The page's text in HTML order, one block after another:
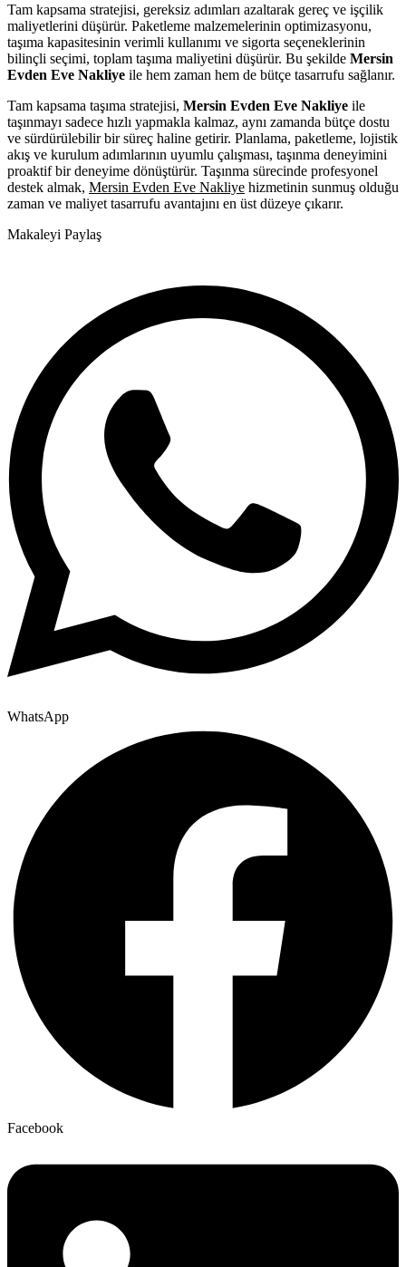
Tam kapsama stratejisi, gereksiz adımları azaltarak gereç ve işçilik
maliyetlerini düşürür. Paketleme malzemelerinin optimizasyonu,
taşıma kapasitesinin verimli kullanımı ve sigorta seçeneklerinin
bilinçli seçimi, toplam taşıma maliyetini düşürür. Bu şekilde Mersin
Evden Eve Nakliye ile hem zaman hem de bütçe tasarrufu sağlanır.
Tam kapsama taşıma stratejisi, Mersin Evden Eve Nakliye ile
taşınmayı sadece hızlı yapmakla kalmaz, aynı zamanda bütçe dostu
ve sürdürülebilir bir süreç haline getirir. Planlama, paketleme, lojistik
akış ve kurulum adımlarının uyumlu çalışması, taşınma deneyimini
proaktif bir deneyime dönüştürür. Taşınma sürecinde profesyonel
destek almak, Mersin Evden Eve Nakliye hizmetinin sunmuş olduğu
zaman ve maliyet tasarrufu avantajını en üst düzeye çıkarır.
Makaleyi Paylaş
WhatsApp
Facebook